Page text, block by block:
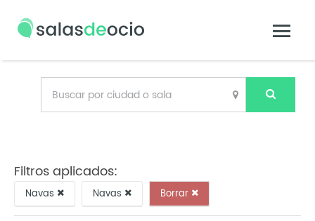
Filtros aplicados:
Navas Navas Borrar